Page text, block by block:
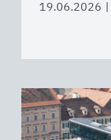
19.06.2026